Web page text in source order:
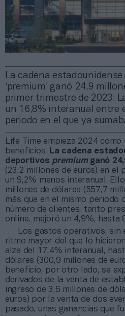
La cadena
‘premium’ ganó 24,9
primer trimestre de 2023.
un 16,8% interanual entre
periodo en el que ya
Life Time empieza 2024
beneficios. La cadena
deportivos premium ganó
(23,2 millones de euros) en el
un 9,2% menos interanual.
millones de dólares (557,7
más que en el mismo periodo
número de clientes, tanto
online, mejoró un 4,9%, hasta
Los gastos operativos, sin
ritmo mayor del que lo
alza del 17,4% interanual,
dólares (300,9 millones de
beneficio, por otro lado, se
derivados de la venta de
ingreso de 3,6 millones de
euros) por la venta de dos
pasado, unas ganancias que